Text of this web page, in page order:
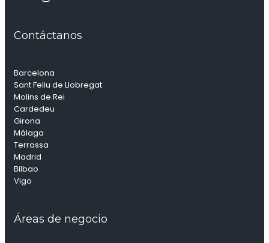
Contáctanos
Barcelona
Sant Feliu de Llobregat
Molins de Rei
Cardedeu
Girona
Málaga
Terrassa
Madrid
Bilbao
Vigo
Áreas de negocio